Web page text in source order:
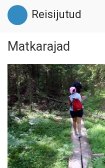
Liigu
edasi
põhisisu
Reisijutud
Matkarajad